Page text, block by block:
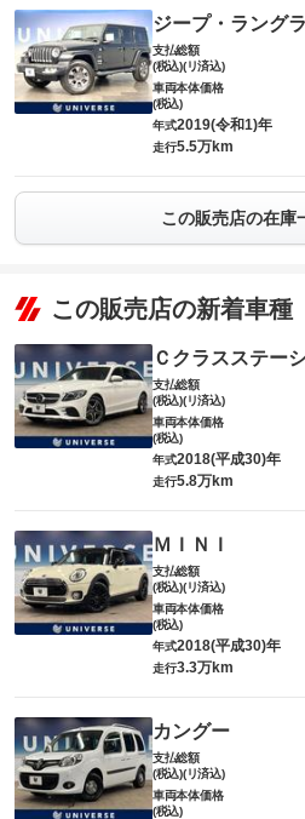
ジープ・ラング
支払総額
(税込)(リ済込)
車両本体価格
(税込)
年式2019(令和1)年
走行5.5万km
この販売店の在庫
この販売店の新着車種
Ｃクラスステー
支払総額
(税込)(リ済込)
車両本体価格
(税込)
年式2018(平成30)年
走行5.8万km
ＭＩＮＩ
支払総額
(税込)(リ済込)
車両本体価格
(税込)
年式2018(平成30)年
走行3.3万km
カングー
支払総額
(税込)(リ済込)
車両本体価格
(税込)